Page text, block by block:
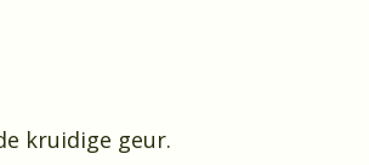
kruidige geur.